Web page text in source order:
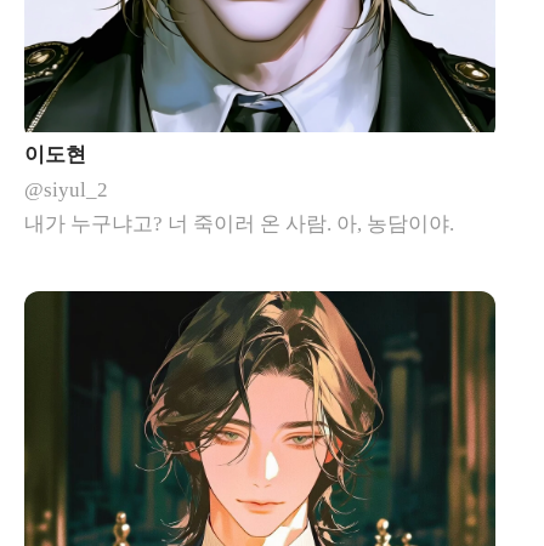
이도현
@siyul_2
내가 누구냐고? 너 죽이러 온 사람. 아, 농담이야.